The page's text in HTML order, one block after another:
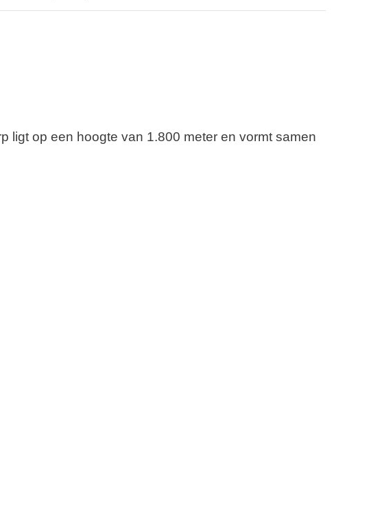
ligt op een hoogte van 1.800 meter en vormt samen